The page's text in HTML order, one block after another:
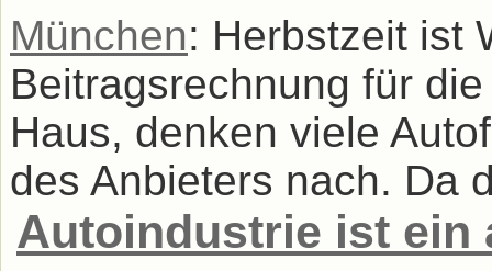
München: Herbstzeit ist
Beitragsrechnung für
Haus, denken viele
des Anbieters nach. Da
Autoindustrie ist ein